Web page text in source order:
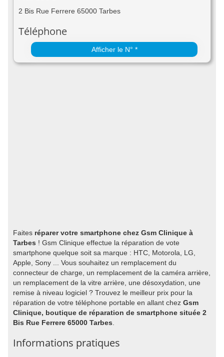
2 Bis Rue Ferrere 65000 Tarbes
Téléphone
Afficher le N° *
Faites réparer votre smartphone chez Gsm Clinique à
Tarbes ! Gsm Clinique effectue la réparation de vote
smartphone quelque soit sa marque : HTC, Motorola, LG,
Apple, Sony ... Vous souhaitez un remplacement du
connecteur de charge, un remplacement de la caméra arrière,
un remplacement de la vitre arrière, une désoxydation, une
remise à niveau logiciel ? Trouvez le meilleur prix pour la
réparation de votre téléphone portable en allant chez Gsm
Clinique, boutique de réparation de smartphone située 2
Bis Rue Ferrere 65000 Tarbes
Informations pratiques